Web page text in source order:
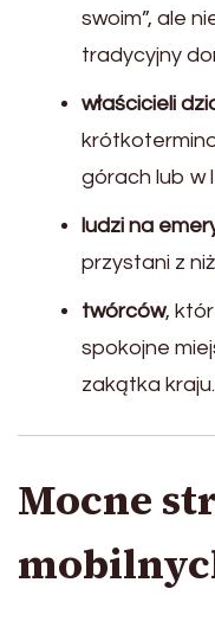
swoim”, ale
tradycyjny
właścicieli
górach lub w
ludzi na
przystani z
twórców,
spokojne
zakątka kraju.
Mocne